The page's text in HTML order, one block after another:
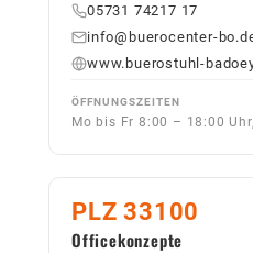
05731 74217 17
info@buerocenter-
www.buerostuhl-
ÖFFNUNGSZEITEN
Mo bis Fr 8:00 – 18:00
PLZ 33100
Officekonzepte